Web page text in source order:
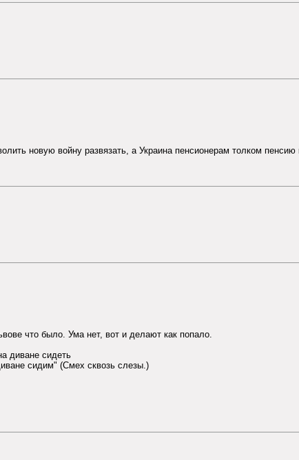
новую войну развязать, а Украина пенсионерам толком
что было. Ума нет, вот и делают как попало.
диване сидеть
сидим" (Смех сквозь слезы.)